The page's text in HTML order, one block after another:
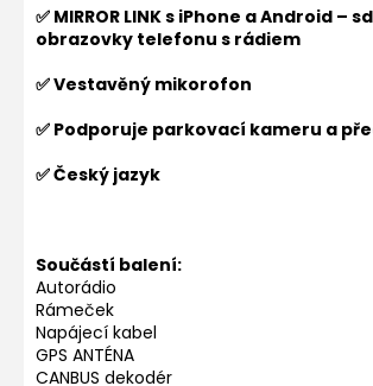
✅ MIRROR LINK s iPhone a Android –
obrazovky telefonu s rádiem
✅ Vestavěný mikorofon
✅ Podporuje parkovací kameru a
✅ Český jazyk
Součástí balení:
Autorádio
Rámeček
Napájecí kabel
GPS ANTÉNA
CANBUS dekodér